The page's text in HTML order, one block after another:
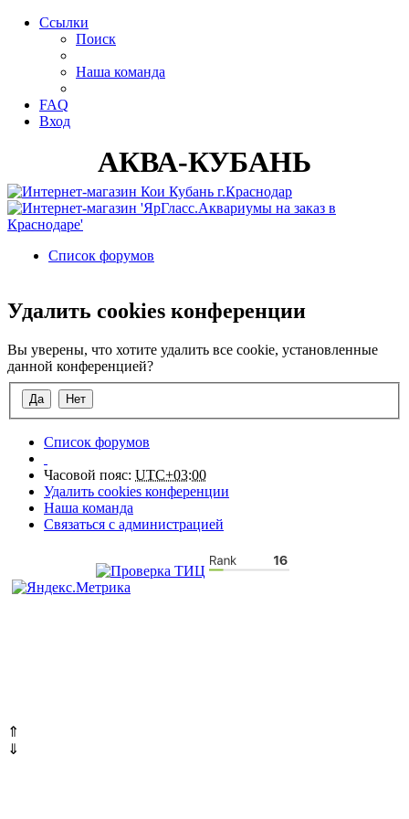
Ссылки
Поиск
Наша команда
FAQ
Вход
АКВА-КУБАНЬ
Список форумов
Удалить cookies конференции
Вы уверены, что хотите удалить все cookie, установленные
данной конференцией?
Список форумов
Часовой пояс: UTC+03:00
Удалить cookies конференции
Наша команда
Связаться с администрацией
⇑
⇓